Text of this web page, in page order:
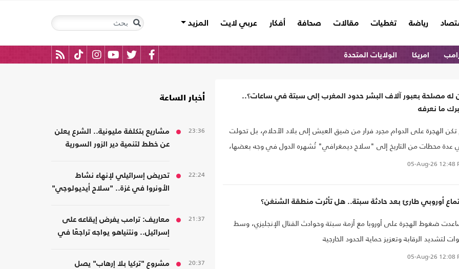
رياضة تغطيات مقالات صحافة أفكار عربي لايت المزيد
امريكا الولايات المتحدة
له مصلحة بعبور آلاف البشر حدود المغرب إلى سبتة في ساعات؟..
ما نعرفه
تكن الهجرة على الدوام مجرد فرار من ضيق العيش إلى بلاد الأحلام، بل تحولت
عدة محطات من التاريخ إلى "سلاح ديمغرافي" تُشهره الدول في وجه بعضها،
شهدته سبتة الواقعة تحت الإدارة الإسبانية مؤخرا، لم يكن سوى الفصل الأحدث
05-Aug-26 12:48
أوروبي طارئ بعد حادثة سبتة.. هل تأثرت منطقة الشنغن؟
ضغوط الهجرة على أوروبا مع أزمة سبتة وحوادث القنال الإنجليزي، وسط
لتشديد الرقابة وتعزيز حماية الحدود الخارجية
05-Aug-26 12:08
أخبار الساعة
23:36
مشاريع بتكلفة مليونية.. الشرع يعلن
عن خطط لتنمية دير الزور السورية
22:24
تحريض إسرائيلي لإنهاء نشاط
الأونروا في غزة.. "سلاح أيديولوجي"
21:37
معاريف: ترامب يفرض إيقاعه على
إسرائيل.. ونتنياهو يواجه تراجعًا في
20:37
مشروع "تركيا بلا إرهاب" يصل